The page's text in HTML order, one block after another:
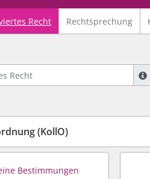
Recht Rechtsprechung
(KollO)
Bestimmungen